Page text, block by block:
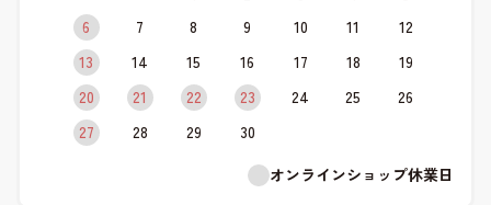
6
7 8 9 10 11
12
13
14 15 16 17 18
19
20
21 22 23 24 25
26
27
28 29
30
オンラインショップ休業日